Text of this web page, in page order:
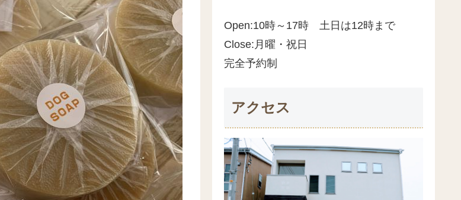
Open:10時～17時 土日は12時まで
Close:月曜・祝日
完全予約制
アクセス